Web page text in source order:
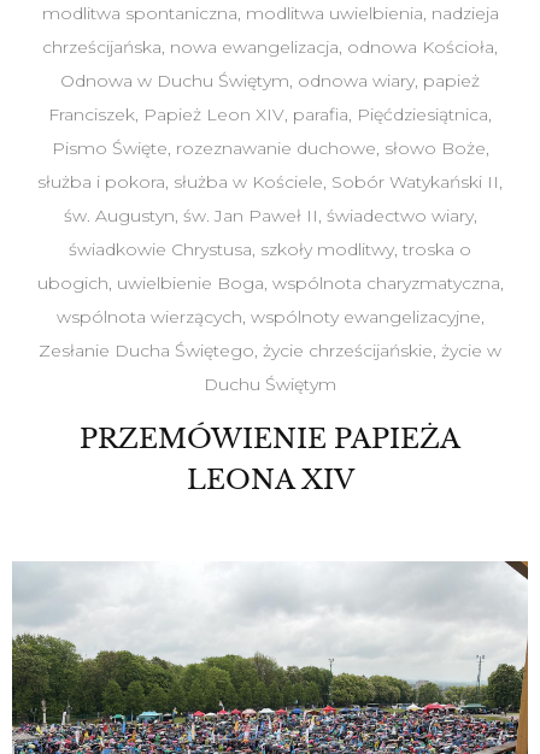
modlitwa spontaniczna, modlitwa uwielbienia, nadzieja
chrześcijańska, nowa ewangelizacja, odnowa Kościoła,
Odnowa w Duchu Świętym, odnowa wiary, papież
Franciszek, Papież Leon XIV, parafia, Pięćdziesiątnica,
Pismo Święte, rozeznawanie duchowe, słowo Boże,
służba i pokora, służba w Kościele, Sobór Watykański II,
św. Augustyn, św. Jan Paweł II, świadectwo wiary,
świadkowie Chrystusa, szkoły modlitwy, troska o
ubogich, uwielbienie Boga, wspólnota charyzmatyczna,
wspólnota wierzących, wspólnoty ewangelizacyjne,
Zesłanie Ducha Świętego, życie chrześcijańskie, życie w
Duchu Świętym
PRZEMÓWIENIE PAPIEŻA
LEONA XIV